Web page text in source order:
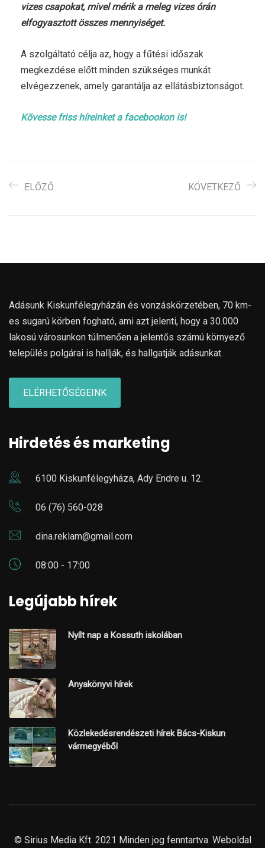
vizes csapokat, mivel mérik a meleg vizes órán
elfogyasztott összes mennyiséget.
A szolgáltató célja az, hogy a fűtési időszak
megkezdése előtt minden szükséges munkát
elvégezzenek, amely garantálja az ellátásbiztonságot.
Kövesse friss híreinket a facebookon is!
ELŐZŐ KÖVETKEZŐ
Adásunk Kiskunfélegyházán és vonzáskörzetében, 70 km-
es sugarú körben fogható, ami azt jelenti, hogy a 30.000
lakosú városunkon túlmenően a jelentős számú környező
település polgárai is hallják, és hallgatják adásunkat.
ELÉRHETŐSÉGEINK
Hirdetés és marketing
6100 Kiskunfélegyháza, Ady Endre u. 12.
06 (76) 560-028
dina.reklam@gmail.com
08:00 - 17:00
Legújabb hírek
Nyílt nap a Kossuth iskolában
Anyakönyvi hírek
Közlekedésrendészeti hírek Bács-Kiskun
vármegyéből
© Sirius Media Kft. 2021 Minden jog fenntartva. Weboldal